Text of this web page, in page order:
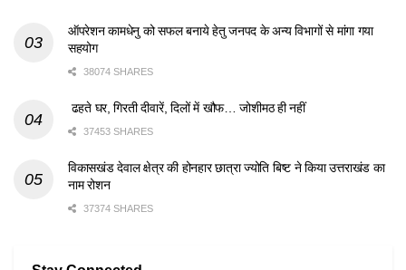
ऑपरेशन कामधेनु को सफल बनाये हेतु जनपद के अन्य विभागों से मांगा गया
सहयोग
38074 SHARES
ढहते घर, गिरती दीवारें, दिलों में खौफ… जोशीमठ ही नहीं
37453 SHARES
विकासखंड देवाल क्षेत्र की होनहार छात्रा ज्योति बिष्ट ने किया उत्तराखंड का
नाम रोशन
37374 SHARES